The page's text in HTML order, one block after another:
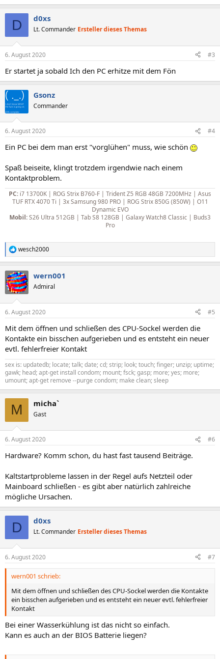
D d0xs
Lt. Commander Ersteller dieses Themas
6. August 2020 #3
Er startet ja sobald Ich den PC erhitze mit dem Fön
Gsonz
Commander
6. August 2020 #4
Ein PC bei dem man erst "vorglühen" muss, wie schön
Spaß beiseite, klingt trotzdem irgendwie nach einem
Kontaktproblem.
PC: i7 13700K | ROG Strix B760-F | Trident Z5 RGB 48GB 7200MHz | Asus
TUF RTX 4070 Ti | 3x Samsung 980 PRO | ROG Strix 850G (850W) | O11
Dynamic EVO
Mobil:S26 Ultra 512GB | Tab S8 128GB | Galaxy Watch8 Classic | Buds3
Pro
R
e
k
t
i
e
:
wesch2000
wern001
Admiral
6. August 2020 #5
Mit dem öffnen und schließen des CPU-Sockel werden die
Kontakte ein bisschen aufgerieben und es entsteht ein neuer
evtl. fehlerfreier Kontakt
sex is: updatedb; locate; talk; date; cd; strip; look; touch; finger; unzip; uptime;
gawk; head; apt-get install condom; mount; fsck; gasp; more; yes; more;
umount; apt-get remove --purge condom; make clean; sleep
M micha`
Gast
6. August 2020 #6
Hardware? Komm schon, du hast fast tausend Beiträge.
Kaltstartprobleme lassen in der Regel aufs Netzteil oder
Mainboard schließen - es gibt aber natürlich zahlreiche
mögliche Ursachen.
D d0xs
Lt. Commander Ersteller dieses Themas
6. August 2020 #7
wern001 schrieb:
Mit dem öffnen und schließen des CPU-Sockel werden die Kontakte
ein bisschen aufgerieben und es entsteht ein neuer evtl. fehlerfreier
Kontakt
Bei einer Wasserkühlung ist das nicht so einfach.
Kann es auch an der BIOS Batterie liegen?